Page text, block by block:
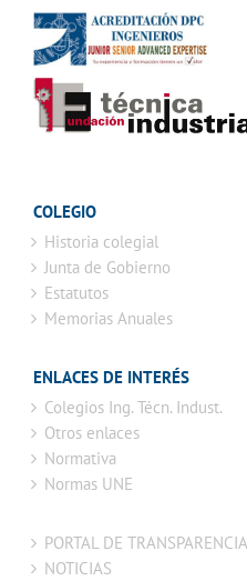
COLEGIO
Historia colegial
Junta de Gobierno
Estatutos
Memorias Anuales
ENLACES DE INTERÉS
Colegios Ing. Técn. Indust.
Otros enlaces
Normativa
Normas UNE
PORTAL DE TRANSPARENCIA
NOTICIAS